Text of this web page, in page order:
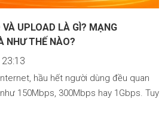
UPLOAD LÀ GÌ? MẠNG
NHƯ THẾ NÀO?
hầu hết người dùng đều quan
150Mbps, 300Mbps hay 1Gbps. Tuy